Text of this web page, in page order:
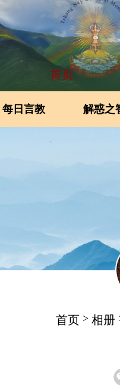
首页
每日言教 解惑之
首页 > 相册